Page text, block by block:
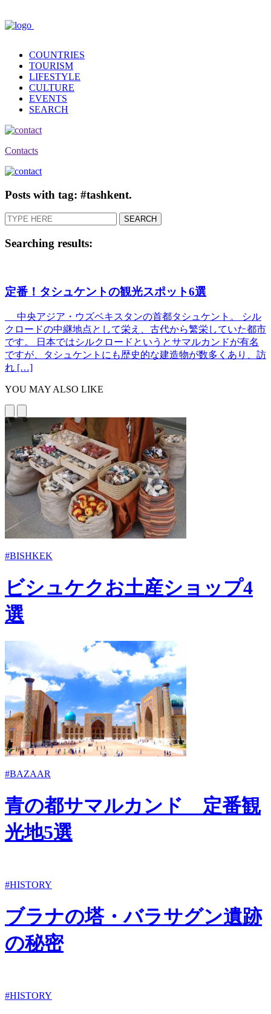
COUNTRIES
TOURISM
LIFESTYLE
CULTURE
EVENTS
SEARCH
Contacts
Posts with tag: #tashkent.
Searching results:
定番！タシュケントの観光スポット6選
中央アジア・ウズベキスタンの首都タシュケント。 シル
クロードの中継地点として栄え、古代から繁栄していた都市
です。 日本ではシルクロードというとサマルカンドが有名
ですが、タシュケントにも歴史的な建造物が数多くあり、訪
れ […]
YOU MAY ALSO LIKE
#BISHKEK
ビシュケクお土産ショップ4
選
#BAZAAR
青の都サマルカンド 定番観
光地5選
#HISTORY
ブラナの塔・バラサグン遺跡
の秘密
#HISTORY